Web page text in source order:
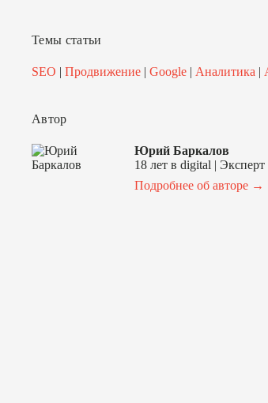
Темы статьи
SEO | Продвижение | Google | Аналитика |
Автор
Юрий Баркалов
18 лет в digital |
Подробнее об авторе →